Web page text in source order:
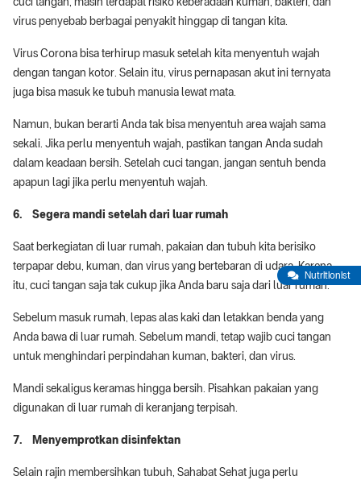
virus penyebab berbagai penyakit hinggap di tangan kita.
Virus Corona bisa terhirup masuk setelah kita menyentuh wajah
dengan tangan kotor. Selain itu, virus pernapasan akut ini ternyata
juga bisa masuk ke tubuh manusia lewat mata.
Namun, bukan berarti Anda tak bisa menyentuh area wajah sama
sekali. Jika perlu menyentuh wajah, pastikan tangan Anda sudah
dalam keadaan bersih. Setelah cuci tangan, jangan sentuh benda
apapun lagi jika perlu menyentuh wajah.
6. Segera mandi setelah dari luar rumah
Saat berkegiatan di luar rumah, pakaian dan tubuh kita berisiko
terpapar debu, kuman, dan virus yang bertebaran di udara. Karena
itu, cuci tangan saja tak cukup jika Anda baru saja dari luar rumah.
Sebelum masuk rumah, lepas alas kaki dan letakkan benda yang
Anda bawa di luar rumah. Sebelum mandi, tetap wajib cuci tangan
untuk menghindari perpindahan kuman, bakteri, dan virus.
Mandi sekaligus keramas hingga bersih. Pisahkan pakaian yang
digunakan di luar rumah di keranjang terpisah.
7. Menyemprotkan disinfektan
Selain rajin membersihkan tubuh, Sahabat Sehat juga perlu
Nutritionist